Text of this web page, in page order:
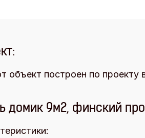
объект построен по проекту
домик 9м2, финский